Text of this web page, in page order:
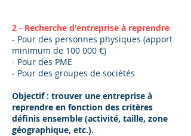
2 - Recherche d'entreprise à reprendre
- Pour des personnes physiques (apport
minimum de 100 000 €)
- Pour des PME
- Pour des groupes de sociétés
Objectif : trouver une entreprise à
reprendre en fonction des critères
définis ensemble (activité, taille, zone
géographique, etc.).